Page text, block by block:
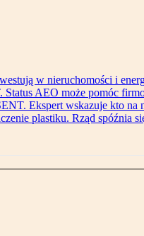
w nieruchomości i
Status AEO może pomóc
Ekspert wskazuje kto na
plastiku. Rząd spóźnia